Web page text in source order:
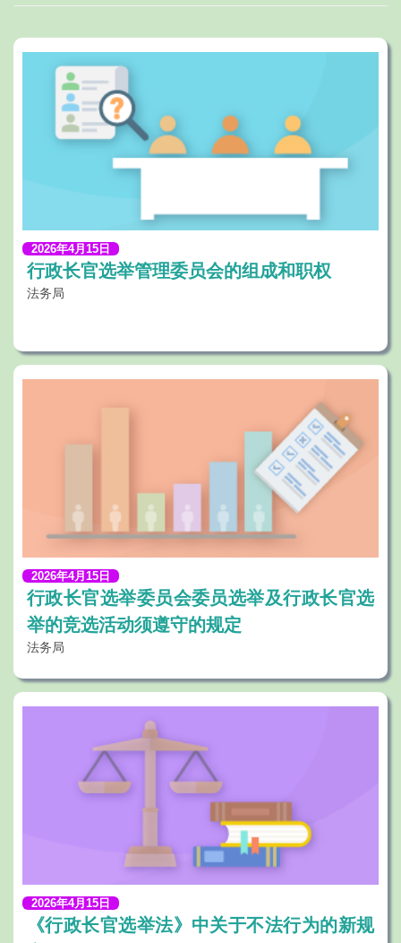
2026年4月15日
行政长官选举管理委员会的组成和职权
法务局
2026年4月15日
行政长官选举委员会委员选举及行政长官选
举的竞选活动须遵守的规定
法务局
2026年4月15日
《行政长官选举法》中关于不法行为的新规